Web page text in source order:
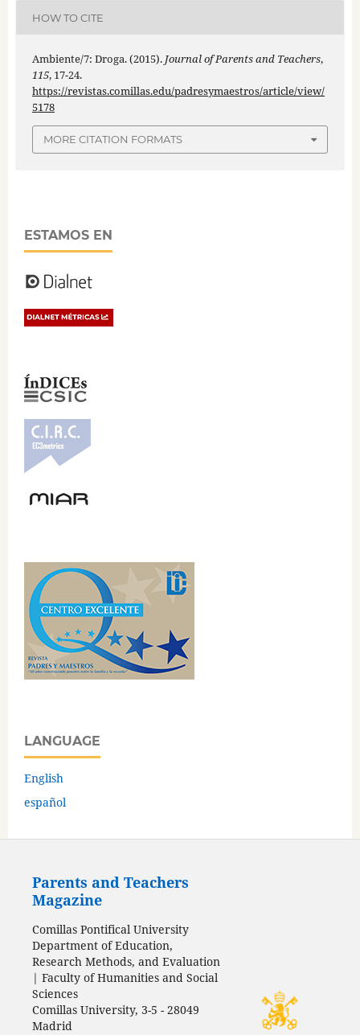
HOW TO CITE
Ambiente/7: Droga. (2015). Journal of Parents and Teachers,
115, 17-24.
https://revistas.comillas.edu/padresymaestros/article/view/
5178
MORE CITATION FORMATS
ESTAMOS EN
LANGUAGE
English
español
Parents and Teachers
Magazine
Comillas Pontifical University
Department of Education,
Research Methods, and Evaluation
| Faculty of Humanities and Social
Sciences
Comillas University, 3-5 - 28049
Madrid